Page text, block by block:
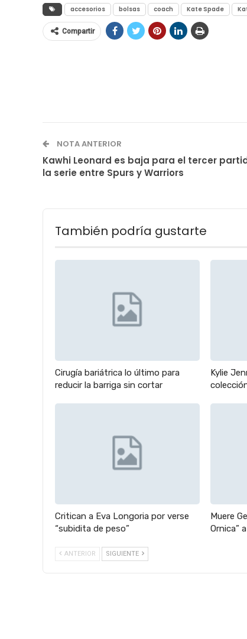
accesorios bolsas coach Kate Spade
Compartir
NOTA ANTERIOR
Kawhi Leonard es baja para el tercer
la serie entre Spurs y Warriors
También podría gustarte
Cirugía bariátrica lo último para
reducir la barriga sin cortar
Kylie
Critican a Eva Longoria por verse
“subidita de peso”
Muere
Ornica”
ANTERIOR SIGUIENTE